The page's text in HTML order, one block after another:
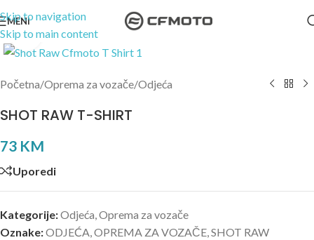
Skip to navigation
Skip to main content
MENI
Kliknite za uvećanje
Početna/Oprema za vozače/Odjeća
SHOT RAW T-SHIRT
73 KM
Uporedi
Kategorije:Odjeća,Oprema za vozače
Oznake:ODJEĆA,OPREMA ZA VOZAČE,SHOT RAW